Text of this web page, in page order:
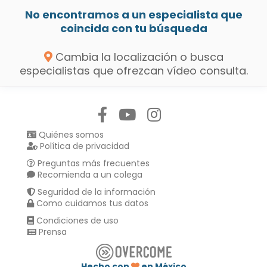
No encontramos a un especialista que
coincida con tu búsqueda
Cambia la localización o busca
especialistas que ofrezcan vídeo consulta.
Quiénes somos
Política de privacidad
Preguntas más frecuentes
Recomienda a un colega
Seguridad de la información
Como cuidamos tus datos
Condiciones de uso
Prensa